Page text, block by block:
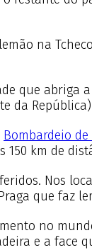
na
que abriga
da
Bombardeio de
150 km de
Nos
que faz
no
e a face